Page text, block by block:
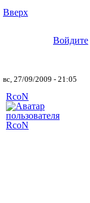
Вверх
Войдите
вс, 27/09/2009 - 21:05
RcoN